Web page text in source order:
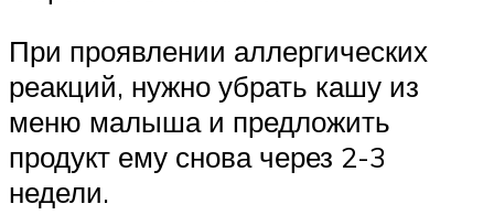
При проявлении аллергических
реакций, нужно убрать кашу из
меню малыша и предложить
продукт ему снова через 2-3
недели.